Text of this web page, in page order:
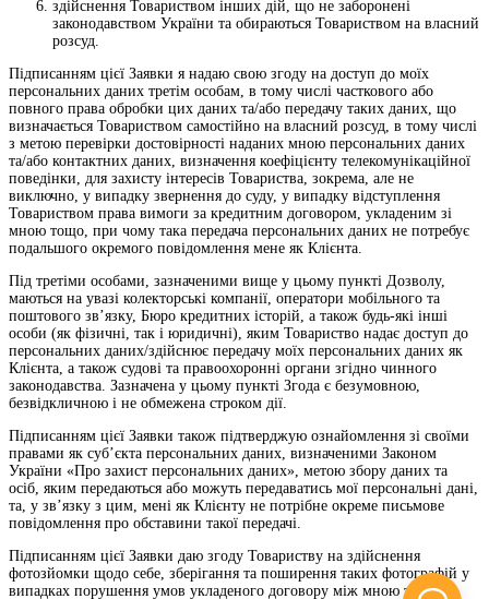
здійснення Товариством інших дій, що не заборонені
законодавством України та обираються Товариством на власний
розсуд.
Підписанням цієї Заявки я надаю свою згоду на доступ до моїх
персональних даних третім особам, в тому числі часткового або
повного права обробки цих даних та/або передачу таких даних, що
визначається Товариством самостійно на власний розсуд, в тому числі
з метою перевірки достовірності наданих мною персональних даних
та/або контактних даних, визначення коефіцієнту телекомунікаційної
поведінки, для захисту інтересів Товариства, зокрема, але не
виключно, у випадку звернення до суду, у випадку відступлення
Товариством права вимоги за кредитним договором, укладеним зі
мною тощо, при чому така передача персональних даних не потребує
подальшого окремого повідомлення мене як Клієнта.
Під третіми особами, зазначеними вище у цьому пункті Дозволу,
маються на увазі колекторські компанії, оператори мобільного та
поштового зв’язку, Бюро кредитних історій, а також будь-які інші
особи (як фізичні, так і юридичні), яким Товариство надає доступ до
персональних даних/здійснює передачу моїх персональних даних як
Клієнта, а також судові та правоохоронні органи згідно чинного
законодавства. Зазначена у цьому пункті Згода є безумовною,
безвідкличною і не обмежена строком дії.
Підписанням цієї Заявки також підтверджую ознайомлення зі своїми
правами як суб’єкта персональних даних, визначеними Законом
України «Про захист персональних даних», метою збору даних та
осіб, яким передаються або можуть передаватись мої персональні дані,
та, у зв’язку з цим, мені як Клієнту не потрібне окреме письмове
повідомлення про обставини такої передачі.
Підписанням цієї Заявки даю згоду Товариству на здійснення
фотозйомки щодо себе, зберігання та поширення таких фотографій у
випадках порушення умов укладеного договору між мною та